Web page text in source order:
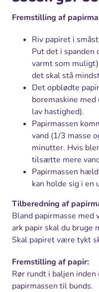
Fremstilling af
Riv papiret i
Put det i spanden
varmt som
det skal stå
Det opblødte
boremaskine
lav hastighed).
Papirmassen
vand (1/3 masse
minutter. Hvis
tilsætte mere
Papirmassen
kan holde sig i en
Tilberedning af
Bland papirmasse med
ark papir skal du bruge
Skal papiret være tykt
Fremstilling af papir:
Rør rundt i baljen
papirmassen til bunds.